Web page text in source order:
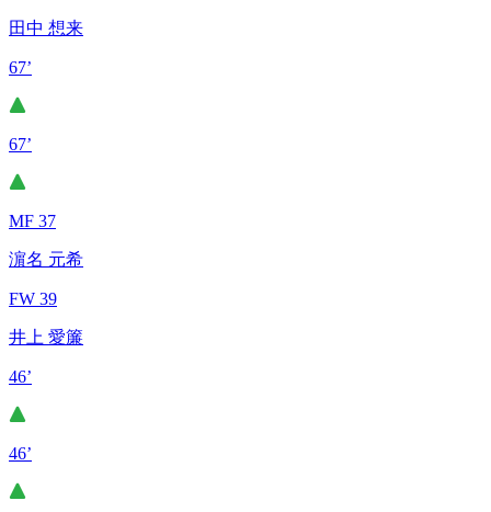
田中 想来
67’
67’
MF 37
濵名 元希
FW 39
井上 愛簾
46’
46’